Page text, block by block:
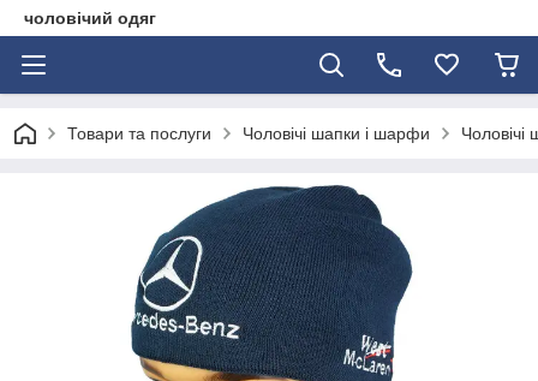
чоловічий одяг
Товари та послуги Чоловічі шапки і шарфи Чоловічі